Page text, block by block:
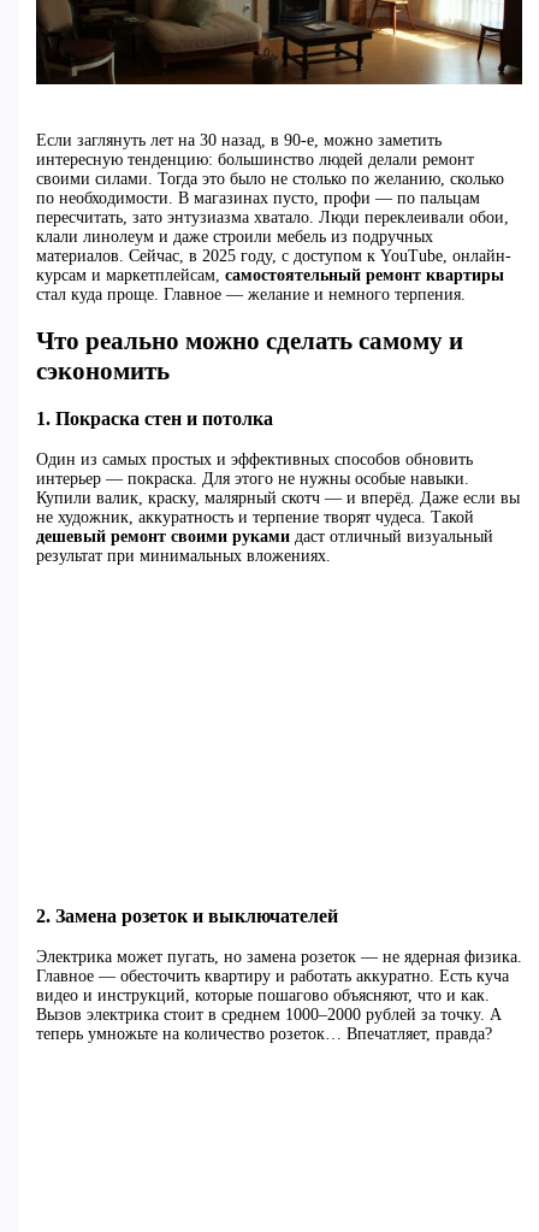
Если заглянуть лет на 30 назад, в 90-е, можно заметить
интересную тенденцию: большинство людей делали ремонт
своими силами. Тогда это было не столько по желанию, сколько
по необходимости. В магазинах пусто, профи — по пальцам
пересчитать, зато энтузиазма хватало. Люди переклеивали обои,
клали линолеум и даже строили мебель из подручных
материалов. Сейчас, в 2025 году, с доступом к YouTube, онлайн-
курсам и маркетплейсам, самостоятельный ремонт квартиры
стал куда проще. Главное — желание и немного терпения.
Что реально можно сделать самому и
сэкономить
1. Покраска стен и потолка
Один из самых простых и эффективных способов обновить
интерьер — покраска. Для этого не нужны особые навыки.
Купили валик, краску, малярный скотч — и вперёд. Даже если вы
не художник, аккуратность и терпение творят чудеса. Такой
дешевый ремонт своими рукамидаст отличный визуальный
результат при минимальных вложениях.
2. Замена розеток и выключателей
Электрика может пугать, но замена розеток — не ядерная физика.
Главное — обесточить квартиру и работать аккуратно. Есть куча
видео и инструкций, которые пошагово объясняют, что и как.
Вызов электрика стоит в среднем 1000–2000 рублей за точку. А
теперь умножьте на количество розеток… Впечатляет, правда?